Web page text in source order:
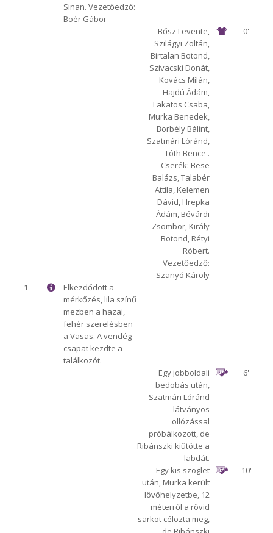
Sinan. Vezetőedző:
Boér Gábor
0'
Bősz Levente,
Szilágyi Zoltán,
Birtalan Botond,
Szivacski Donát,
Kovács Milán,
Hajdú Ádám,
Lakatos Csaba,
Murka Benedek,
Borbély Bálint,
Szatmári Lóránd,
Tóth Bence .
Cserék: Bese
Balázs, Talabér
Attila, Kelemen
Dávid, Hrepka
Ádám, Bévárdi
Zsombor, Király
Botond, Rétyi
Róbert.
Vezetőedző:
Szanyó Károly
1'
Elkezdődött a
mérkőzés, lila színű
mezben a hazai,
fehér szerelésben
a Vasas. A vendég
csapat kezdte a
találkozót.
6'
Egy jobboldali
bedobás után,
Szatmári Lóránd
látványos
ollózással
próbálkozott, de
Ribánszki kiütötte a
labdát.
10'
Egy kis szöglet
után, Murka került
lövőhelyzetbe, 12
méterről a rövid
sarkot célozta meg,